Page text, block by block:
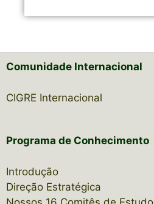
Comunidade Internacional
CIGRE Internacional
Programa de Conhecimento
Introdução
Direção Estratégica